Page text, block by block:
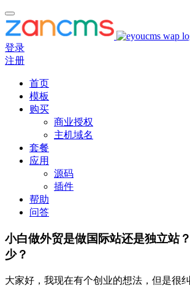
登录
注册
首页
模板
购买
商业授权
主机域名
套餐
应用
源码
插件
帮助
问答
小白做外贸是做国际站还是独立站
少？
大家好，我现在有个创业的想法，但是很